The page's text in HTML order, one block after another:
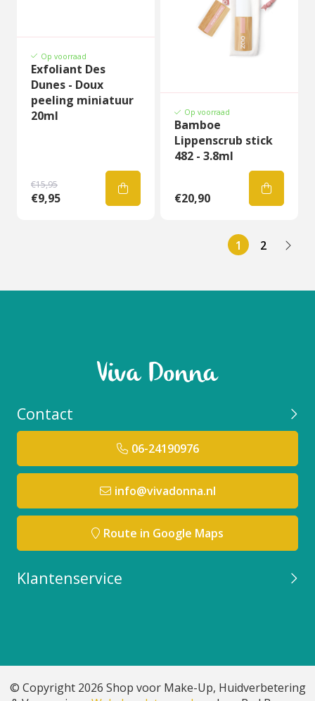
Op voorraad
Exfoliant Des
Dunes - Doux
peeling miniatuur
20ml
€15,95
€9,95
Op voorraad
Bamboe
Lippenscrub stick
482 - 3.8ml
€20,90
1 2
Contact
06-24190976
info@vivadonna.nl
Route in Google Maps
Klantenservice
© Copyright 2026 Shop voor Make-Up, Huidverbetering